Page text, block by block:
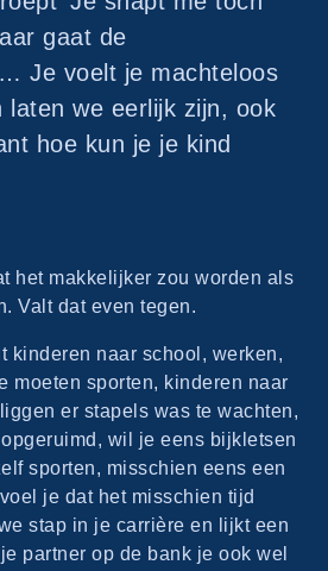
gaat de
Je voelt je machteloos
laten we eerlijk zijn, ook
hoe kun je je kind
het makkelijker zou worden als
Valt dat even tegen.
kinderen naar school, werken,
moeten sporten, kinderen naar
er stapels was te wachten,
wil je eens bijkletsen
sporten, misschien eens een
je dat het misschien tijd
stap in je carrière en lijkt een
partner op de bank je ook wel